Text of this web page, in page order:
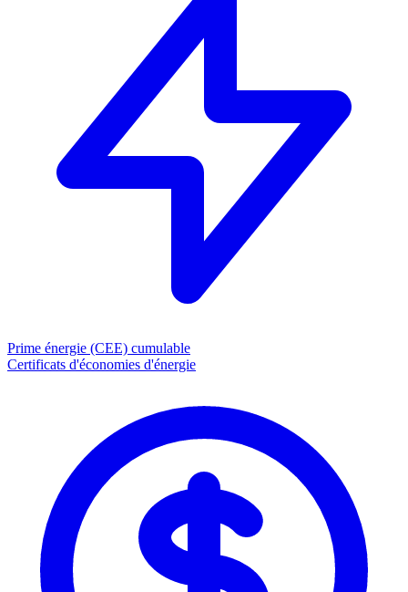
Prime énergie (CEE) cumulable
Certificats d'économies d'énergie